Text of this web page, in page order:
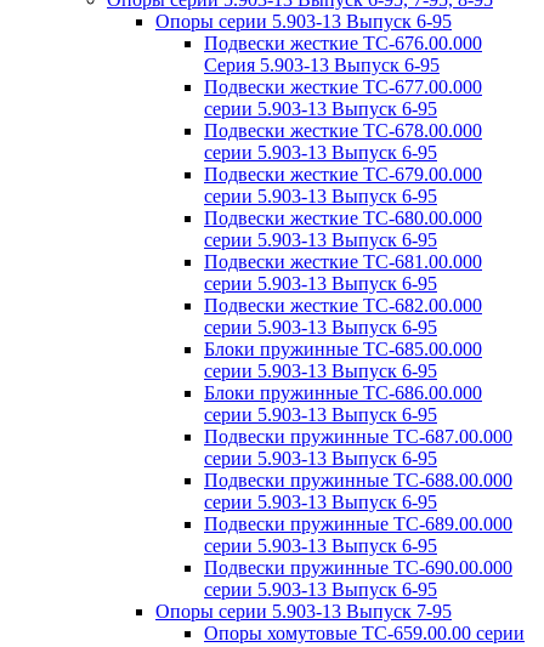
Опоры серии 5.903-13 Выпуск 6-95
Подвески жесткие ТС-676.00.000
Серия 5.903-13 Выпуск 6-95
Подвески жесткие ТС-677.00.000
серии 5.903-13 Выпуск 6-95
Подвески жесткие ТС-678.00.000
серии 5.903-13 Выпуск 6-95
Подвески жесткие ТС-679.00.000
серии 5.903-13 Выпуск 6-95
Подвески жесткие ТС-680.00.000
серии 5.903-13 Выпуск 6-95
Подвески жесткие ТС-681.00.000
серии 5.903-13 Выпуск 6-95
Подвески жесткие ТС-682.00.000
серии 5.903-13 Выпуск 6-95
Блоки пружинные ТС-685.00.000
серии 5.903-13 Выпуск 6-95
Блоки пружинные ТС-686.00.000
серии 5.903-13 Выпуск 6-95
Подвески пружинные ТС-687.00.000
серии 5.903-13 Выпуск 6-95
Подвески пружинные ТС-688.00.000
серии 5.903-13 Выпуск 6-95
Подвески пружинные ТС-689.00.000
серии 5.903-13 Выпуск 6-95
Подвески пружинные ТС-690.00.000
серии 5.903-13 Выпуск 6-95
Опоры серии 5.903-13 Выпуск 7-95
Опоры хомутовые ТС-659.00.00 серии